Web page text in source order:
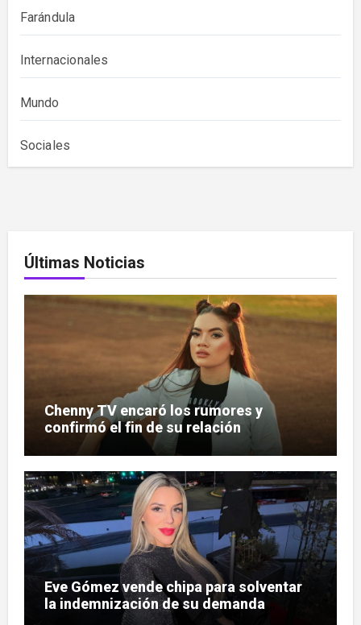
Farándula
Internacionales
Mundo
Sociales
Últimas Noticias
Chenny TV encaró los rumores y
confirmó el fin de su relación
Eve Gómez vende chipa para solventar
la indemnización de su demanda